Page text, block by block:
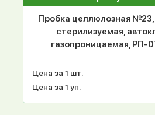
Пробка целлюлозная
стерилизуемая,
газопроницаемая, РП-
Цена за 1 шт.
Цена за 1 уп.